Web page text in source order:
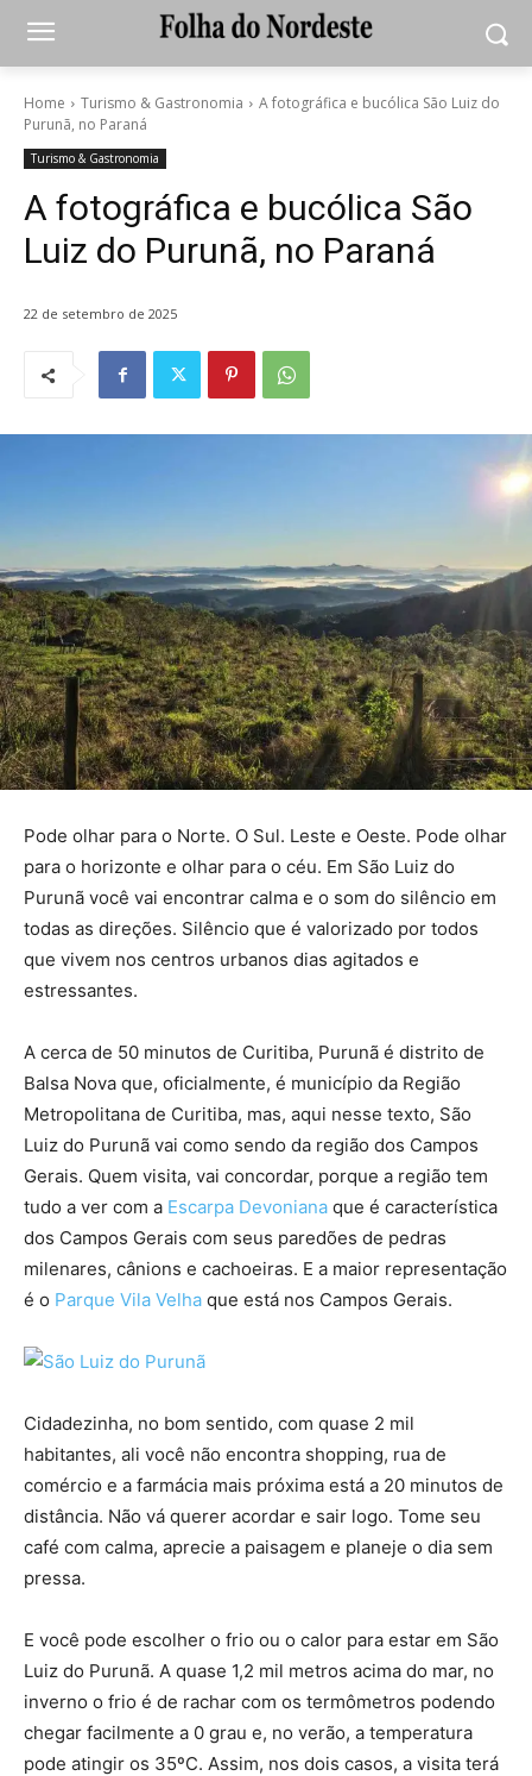
Home Turismo & Gastronomia
A fotográfica e bucólica São Luiz do
Purunã, no Paraná
Turismo & Gastronomia
A fotográfica e bucólica São
Luiz do Purunã, no Paraná
22 de setembro de 2025
Pode olhar para o Norte. O Sul. Leste e Oeste. Pode olhar
para o horizonte e olhar para o céu. Em São Luiz do
Purunã você vai encontrar calma e o som do silêncio em
todas as direções. Silêncio que é valorizado por todos
que vivem nos centros urbanos dias agitados e
estressantes.
A cerca de 50 minutos de Curitiba, Purunã é distrito de
Balsa Nova que, oficialmente, é município da Região
Metropolitana de Curitiba, mas, aqui nesse texto, São
Luiz do Purunã vai como sendo da região dos Campos
Gerais. Quem visita, vai concordar, porque a região tem
tudo a ver com a Escarpa Devoniana que é característica
dos Campos Gerais com seus paredões de pedras
milenares, cânions e cachoeiras. E a maior representação
é o Parque Vila Velha que está nos Campos Gerais.
Cidadezinha, no bom sentido, com quase 2 mil
habitantes, ali você não encontra shopping, rua de
comércio e a farmácia mais próxima está a 20 minutos de
distância. Não vá querer acordar e sair logo. Tome seu
café com calma, aprecie a paisagem e planeje o dia sem
pressa.
E você pode escolher o frio ou o calor para estar em São
Luiz do Purunã. A quase 1,2 mil metros acima do mar, no
inverno o frio é de rachar com os termômetros podendo
chegar facilmente a 0 grau e, no verão, a temperatura
pode atingir os 35ºC. Assim, nos dois casos, a visita terá